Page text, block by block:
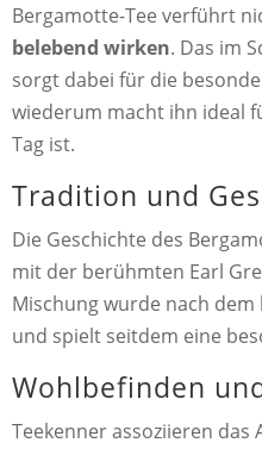
Bergamotte-Tee verführt
belebend wirken. Das im
sorgt dabei für die
wiederum macht ihn ideal
Tag ist.
Tradition und
Die Geschichte des
mit der berühmten Earl
Mischung wurde nach
und spielt seitdem eine
Wohlbefinden
Teekenner assoziieren